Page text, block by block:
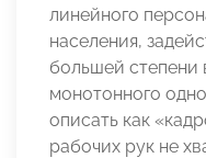
линейного
населения,
большей степени
монотонного
описать как
рабочих рук не